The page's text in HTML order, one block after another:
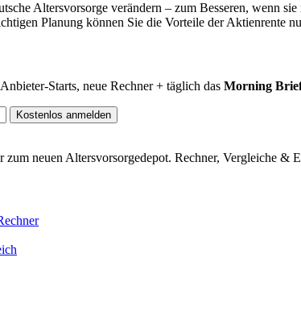
Altersvorsorge verändern – zum Besseren, wenn
Planung können Sie die Vorteile der Aktienrente
Starts, neue Rechner + täglich das Morning
Kostenlos anmelden
zum neuen Altersvorsorgedepot. Rechner, Vergleiche